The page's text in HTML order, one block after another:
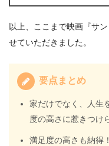
以上、ここまで映画『サ
せていただきました。
要点まとめ
家だけでなく、人生
度の高さに惹きつけ
満足度の高さも納得